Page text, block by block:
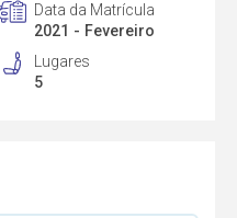
Data da Matrícula
2021 - Fevereiro
Lugares
5